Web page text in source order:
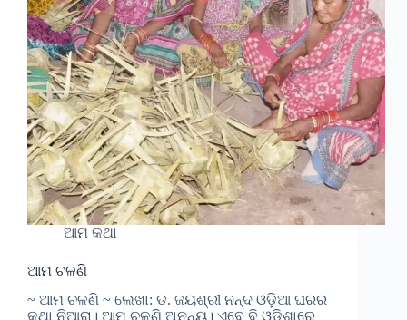
ଆମ କଥା
ଆମ ଚଳଣି
~ ଆମ ଚଳଣି ~ ଲେଖା: ଡ. ଜୟଶ୍ରୀ ନନ୍ଦ ଓଡ଼ିଆ ଘରର
କଥା ନିଆରା। ଆମ ଚଳଣି ଅନନ୍ୟ। ଏବେ ବି ଓଡ଼ିଶାରେ